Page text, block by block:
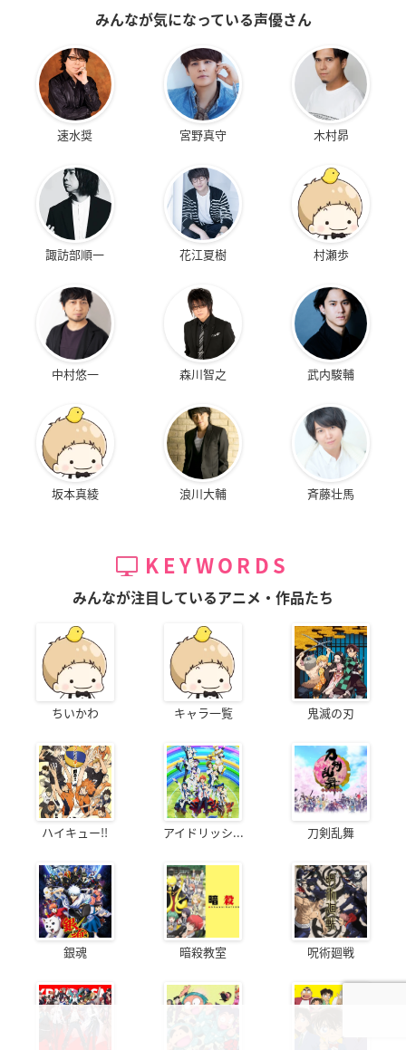
みんなが気になっている声優さん
速水奨 宮野真守 木村昴
諏訪部順一 花江夏樹 村瀬歩
中村悠一 森川智之 武内駿輔
坂本真綾 浪川大輔 斉藤壮馬
KEYWORDS
みんなが注目しているアニメ・作品たち
ちいかわ キャラ一覧 鬼滅の刃
ハイキュー!! アイドリッシ... 刀剣乱舞
銀魂 暗殺教室 呪術廻戦